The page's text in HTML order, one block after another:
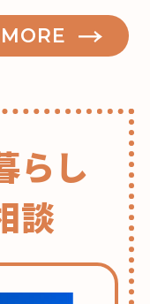
らし
談